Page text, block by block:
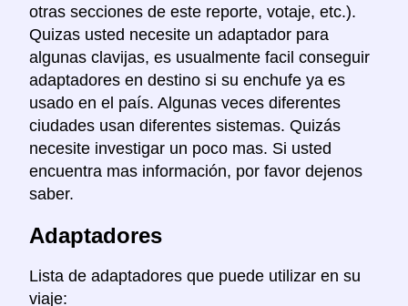
otras secciones de este reporte, votaje, etc.).
Quizas usted necesite un adaptador para
algunas clavijas, es usualmente facil conseguir
adaptadores en destino si su enchufe ya es
usado en el país. Algunas veces diferentes
ciudades usan diferentes sistemas. Quizás
necesite investigar un poco mas. Si usted
encuentra mas información, por favor dejenos
saber.
Adaptadores
Lista de adaptadores que puede utilizar en su
viaje: